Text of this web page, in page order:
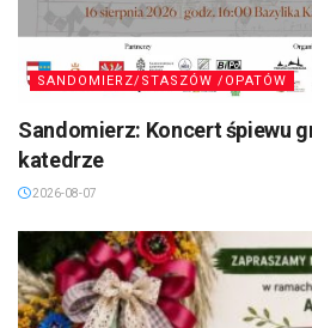
SANDOMIERZ/STASZÓW /OPATÓW
Sandomierz: Koncert śpiewu
katedrze
2026-08-07